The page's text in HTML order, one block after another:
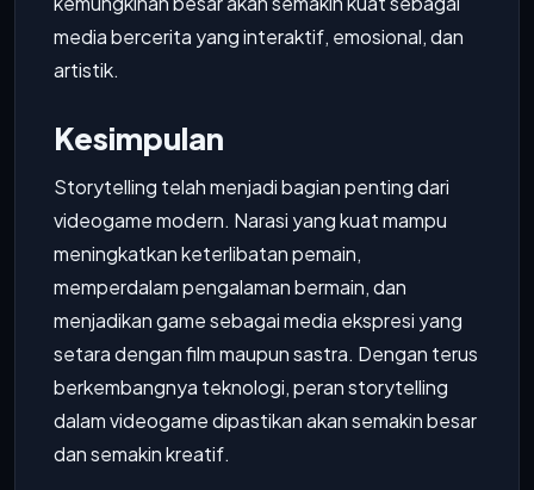
media bercerita yang interaktif, emosional, dan
artistik.
Kesimpulan
Storytelling telah menjadi bagian penting dari
videogame modern. Narasi yang kuat mampu
meningkatkan keterlibatan pemain,
memperdalam pengalaman bermain, dan
menjadikan game sebagai media ekspresi yang
setara dengan film maupun sastra. Dengan terus
berkembangnya teknologi, peran storytelling
dalam videogame dipastikan akan semakin besar
dan semakin kreatif.